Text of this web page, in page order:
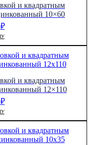
и квадратным
10×60
₽
и квадратным
12×110
₽